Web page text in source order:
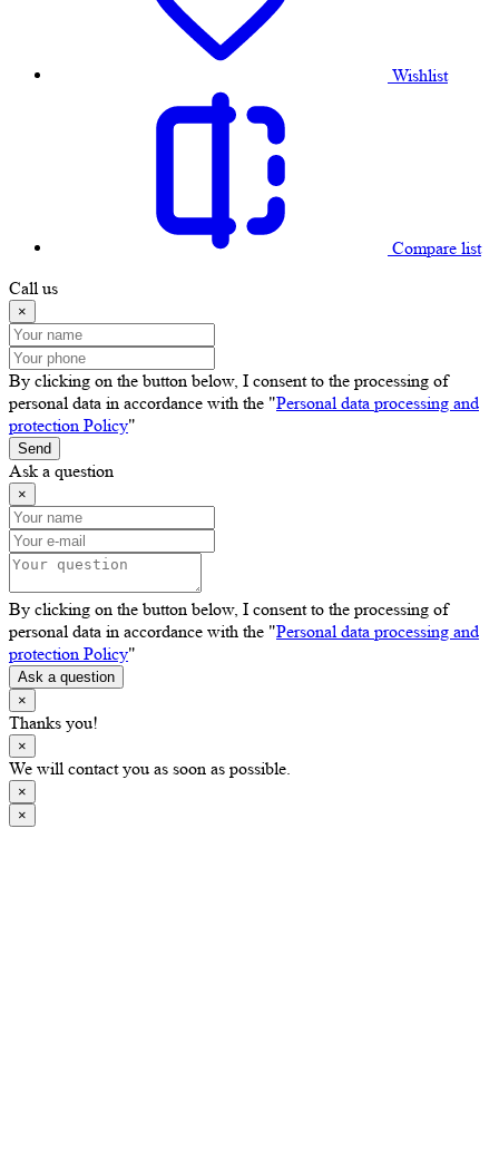
Wishlist
Compare list
Call us
×
By clicking on the button below, I consent to the processing of
personal data in accordance with the "Personal data processing and
protection Policy"
Send
Ask a question
×
By clicking on the button below, I consent to the processing of
personal data in accordance with the "Personal data processing and
protection Policy"
Ask a question
×
Thanks you!
×
We will contact you as soon as possible.
×
×